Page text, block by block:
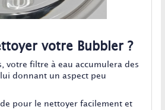
votre Bubbler ?
votre filtre à eau accumulera des
donnant un aspect peu
pour le nettoyer facilement et